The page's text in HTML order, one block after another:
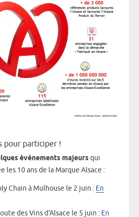
pour participer !
événements majeursqui
les 10 ans de la Marque Alsace :
Chain à Mulhouse le 2 juin : En
des Vins d'Alsace le 5 juin : En